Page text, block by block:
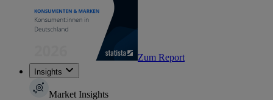
Zum Report
Insights
Market Insights